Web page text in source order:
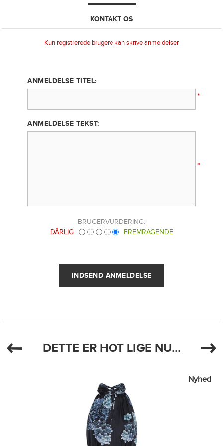
KONTAKT OS
Kun registrerede brugere kan skrive anmeldelser
ANMELDELSE TITEL:
*
ANMELDELSE TEKST:
*
BRUGERVURDERING:
DÅRLIG
FREMRAGENDE
DETTE ER HOT LIGE NU...